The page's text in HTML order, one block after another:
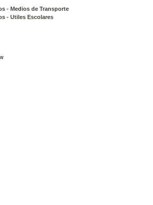
- Medios de Transporte
- Utiles Escolares